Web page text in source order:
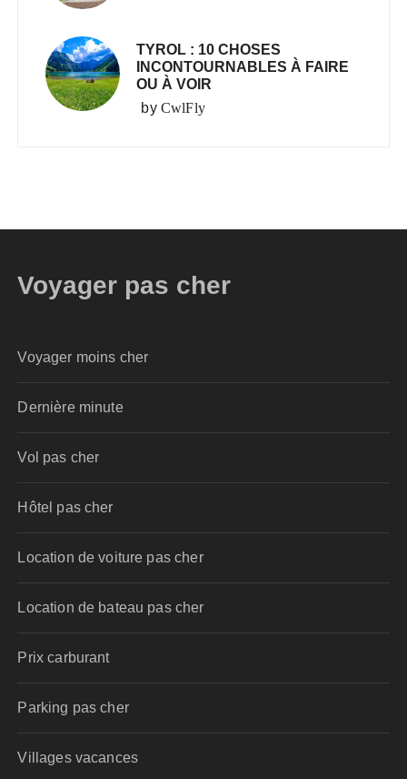
TYROL : 10 CHOSES
INCONTOURNABLES À FAIRE
OU À VOIR
by CwlFly
Voyager pas cher
Voyager moins cher
Dernière minute
Vol pas cher
Hôtel pas cher
Location de voiture pas cher
Location de bateau pas cher
Prix carburant
Parking pas cher
Villages vacances